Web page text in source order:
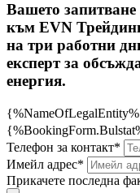
Вашето запитване
към EVN
на три работни
експерт за
енергия.
Телефон за контакт*
Имейл адрес*
Прикачете последна